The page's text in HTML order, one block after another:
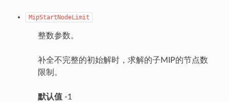
MipStartNodeLimit
整数参数。
补全不完整的初始解时，求解的子MIP的节点数
限制。
默认值-1